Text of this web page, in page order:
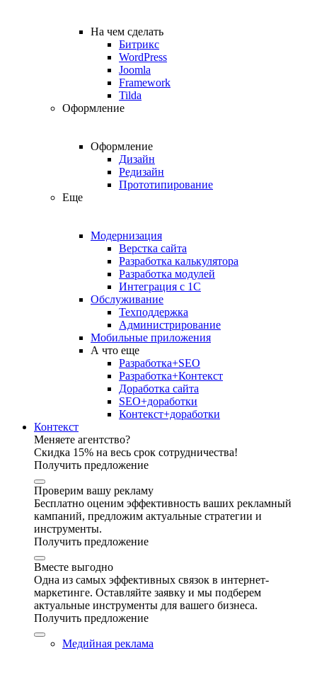
На чем сделать
Битрикс
WordPress
Joomla
Framework
Tilda
Оформление
Оформление
Дизайн
Редизайн
Прототипирование
Еще
Модернизация
Верстка сайта
Разработка калькулятора
Разработка модулей
Интеграция с 1С
Обслуживание
Техподдержка
Администрирование
Мобильные приложения
А что еще
Разработка+SEO
Разработка+Контекст
Доработка сайта
SEO+доработки
Контекст+доработки
Контекст
Меняете агентство?
Скидка 15% на весь срок сотрудничества!
Получить предложение
Проверим вашу рекламу
Бесплатно оценим эффективность ваших рекламный
кампаний, предложим актуальные стратегии и
инструменты.
Получить предложение
Вместе выгодно
Одна из самых эффективных связок в интернет-
маркетинге. Оставляйте заявку и мы подберем
актуальные инструменты для вашего бизнеса.
Получить предложение
Медийная реклама